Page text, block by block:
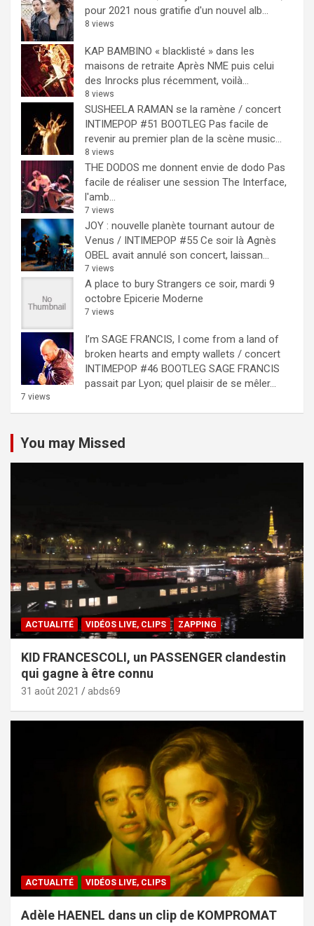
pour 2021 nous gratifie d'un nouvel alb...
8 views
KAP BAMBINO « blacklisté » dans les
maisons de retraite Après NME puis celui
des Inrocks plus récemment, voilà...
8 views
SUSHEELA RAMAN se la ramène / concert
INTIMEPOP #51 BOOTLEG Pas facile de
revenir au premier plan de la scène music...
8 views
THE DODOS me donnent envie de dodo Pas
facile de réaliser une session The Interface,
l'amb...
7 views
JOY : nouvelle planète tournant autour de
Venus / INTIMEPOP #55 Ce soir là Agnès
OBEL avait annulé son concert, laissan...
7 views
A place to bury Strangers ce soir, mardi 9
octobre Epicerie Moderne
7 views
I’m SAGE FRANCIS, I come from a land of
broken hearts and empty wallets / concert
INTIMEPOP #46 BOOTLEG SAGE FRANCIS
passait par Lyon; quel plaisir de se mêler...
7 views
You may Missed
ACTUALITÉ VIDÉOS LIVE, CLIPS ZAPPING
KID FRANCESCOLI, un PASSENGER clandestin
qui gagne à être connu
31 août 2021 abds69
ACTUALITÉ VIDÉOS LIVE, CLIPS
Adèle HAENEL dans un clip de KOMPROMAT